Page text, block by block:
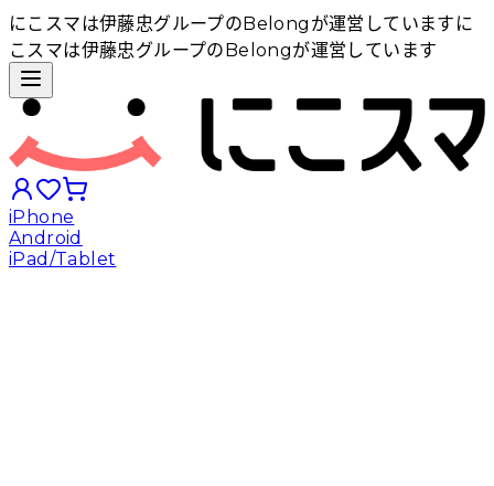
にこスマは伊藤忠グループのBelongが運営しています に
こスマは伊藤忠グループのBelongが運営しています
iPhone
Android
iPad/Tablet